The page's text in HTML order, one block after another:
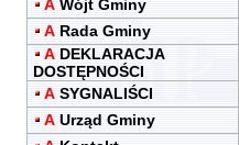
A Wójt Gminy
A Rada Gminy
A DEKLARACJA
DOSTĘPNOŚCI
A SYGNALIŚCI
A Urząd Gminy